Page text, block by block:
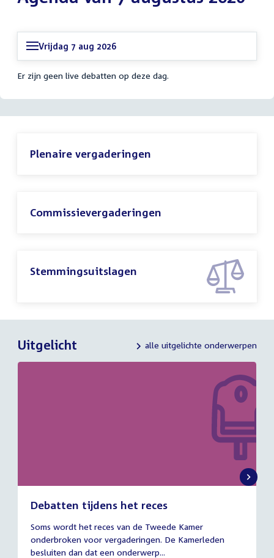
Vrijdag 7 aug 2026
Er zijn geen live debatten op deze dag.
Plenaire vergaderingen
Commissievergaderingen
Stemmingsuitslagen
Uitgelicht alle uitgelichte onderwerpen
Debatten tijdens het reces
juli
2026
Soms wordt het reces van de Tweede Kamer
onderbroken voor vergaderingen. De Kamerleden
besluiten dan dat een onderwerp...